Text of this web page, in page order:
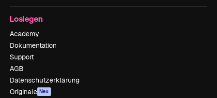
Loslegen
Academy
Dokumentation
Support
AGB
Datenschutzerklärung
Originale Neu